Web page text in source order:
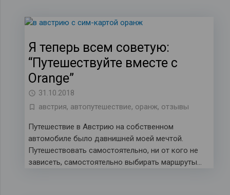
Я теперь всем советую:
“Путешествуйте вместе с
Оrange”
31.10.2018
австрия, автопутешествие, оранж, отзывы
Путешествие в Австрию на собственном
автомобиле было давнишней моей мечтой.
Путешествовать самостоятельно, ни от кого не
зависеть, самостоятельно выбирать маршруты…